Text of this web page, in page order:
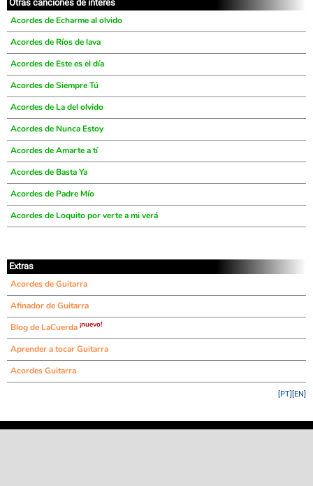
Otras canciones de interés
Acordes de Echarme al olvido
Acordes de Ríos de lava
Acordes de Este es el día
Acordes de Siempre Tú
Acordes de La del olvido
Acordes de Nunca Estoy
Acordes de Amarte a tí
Acordes de Basta Ya
Acordes de Padre Mío
Acordes de Loquito por verte a mi verá
Extras
Acordes de Guitarra
Afinador de Guitarra
Blog de LaCuerda ¡nuevo!
Aprender a tocar Guitarra
Acordes Guitarra
[EN]
[PT]